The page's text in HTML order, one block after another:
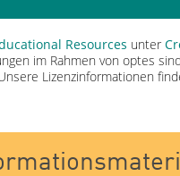
Resources unter
im Rahmen von optes
Lizenzinformationen